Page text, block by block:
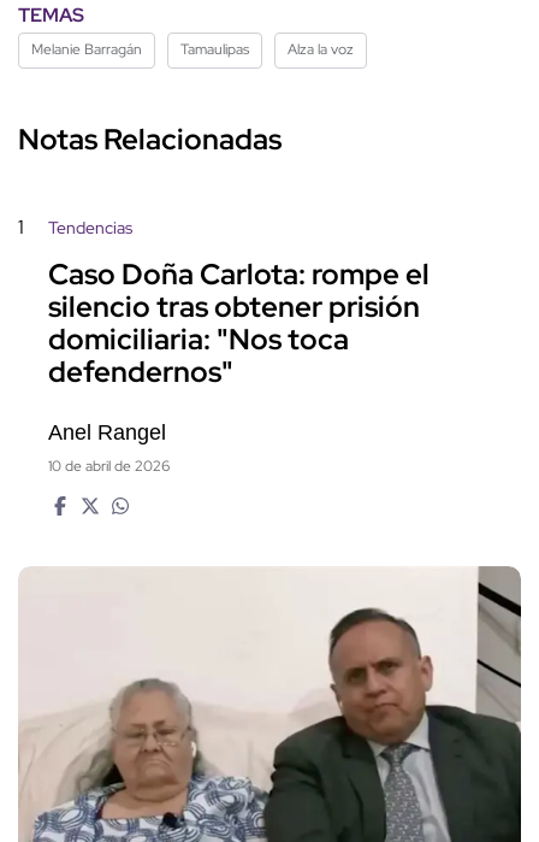
TEMAS
Melanie Barragán Tamaulipas Alza la voz
Notas Relacionadas
1 Tendencias
Caso Doña Carlota: rompe el
silencio tras obtener prisión
domiciliaria: "Nos toca
defendernos"
Anel Rangel
10 de abril de 2026